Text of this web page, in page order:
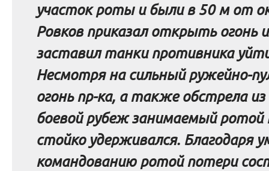
участок роты и были в 50 м от
Ровковприказал открыть огонь
заставил танки противника
Несмотря на сильный ружейно-
огонь пр-ка, а также обстрела
боевой рубеж занимаемый ротой
стойко удерживался. Благодаря
командованию ротой потери